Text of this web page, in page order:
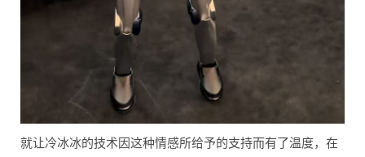
就让冷冰冰的技术因这种情感所给予的支持而有了温度，在